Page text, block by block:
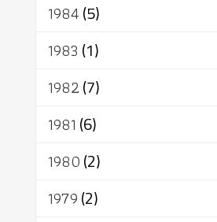
1984(5)
1983 (1)
1982(7)
1981 (6)
1980(2)
1979(2)